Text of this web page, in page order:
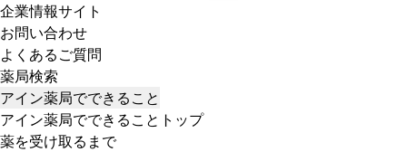
企業情報サイト
お問い合わせ
よくあるご質問
薬局検索
アイン薬局でできること
アイン薬局でできることトップ
薬を受け取るまで